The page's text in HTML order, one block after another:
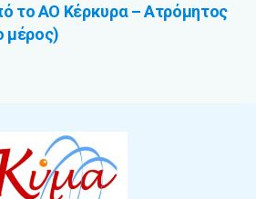
το ΑΟ Κέρκυρα – Ατρόμητος
μέρος)